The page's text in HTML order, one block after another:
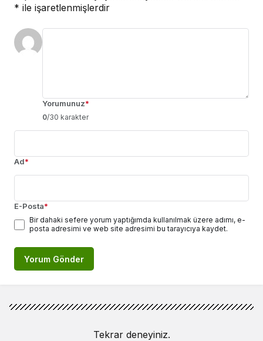
* ile işaretlenmişlerdir
Yorumunuz*
0/30 karakter
Ad*
E-Posta*
Bir dahaki sefere yorum yaptığımda kullanılmak üzere adımı, e-
posta adresimi ve web site adresimi bu tarayıcıya kaydet.
Yorum Gönder
Tekrar deneyiniz.